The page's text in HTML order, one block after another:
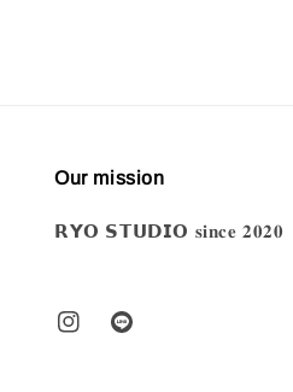
Our mission
𝗥𝗬𝗢 𝗦𝗧𝗨𝗗𝗜𝗢 𝐬𝐢𝐧𝐜𝐞 𝟐𝟎𝟐𝟎